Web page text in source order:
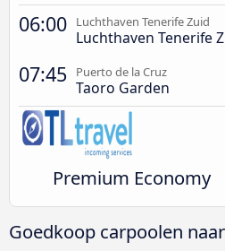
06:00 Luchthaven Tenerife Zuid
Luchthaven Tenerife
07:45 Puerto de la Cruz
Taoro Garden
Premium Economy
Goedkoop carpoolen